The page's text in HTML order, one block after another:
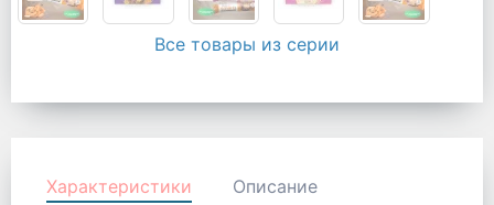
Все товары из серии
Характеристики Описание